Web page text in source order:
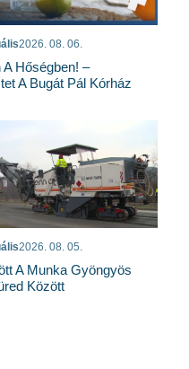
2026. 08. 06.
A Hőségben! –
A Bugát Pál Kórház
2026. 08. 05.
A Munka Gyöngyös
Között